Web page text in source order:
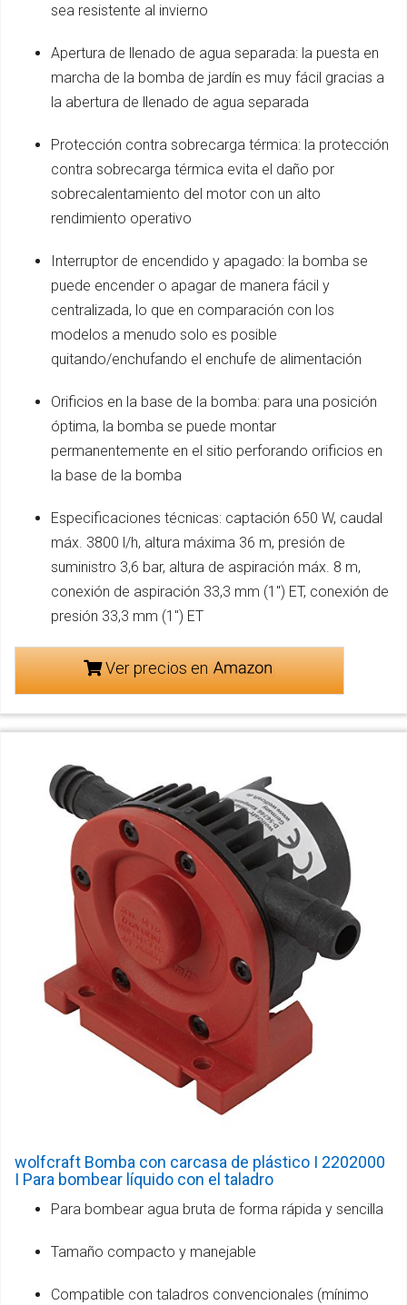
sea resistente al invierno
Apertura de llenado de agua separada: la puesta en
marcha de la bomba de jardín es muy fácil gracias a
la abertura de llenado de agua separada
Protección contra sobrecarga térmica: la protección
contra sobrecarga térmica evita el daño por
sobrecalentamiento del motor con un alto
rendimiento operativo
Interruptor de encendido y apagado: la bomba se
puede encender o apagar de manera fácil y
centralizada, lo que en comparación con los
modelos a menudo solo es posible
quitando/enchufando el enchufe de alimentación
Orificios en la base de la bomba: para una posición
óptima, la bomba se puede montar
permanentemente en el sitio perforando orificios en
la base de la bomba
Especificaciones técnicas: captación 650 W, caudal
máx. 3800 l/h, altura máxima 36 m, presión de
suministro 3,6 bar, altura de aspiración máx. 8 m,
conexión de aspiración 33,3 mm (1") ET, conexión de
presión 33,3 mm (1") ET
Ver precios en
wolfcraft Bomba con carcasa de plástico I 2202000
I Para bombear líquido con el taladro
Para bombear agua bruta de forma rápida y sencilla
Tamaño compacto y manejable
Compatible con taladros convencionales (mínimo